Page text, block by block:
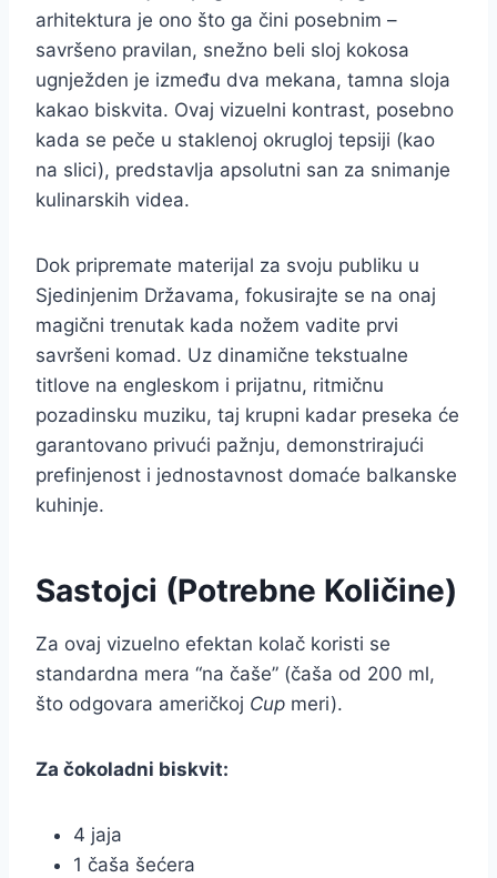
arhitektura je ono što ga čini posebnim –
savršeno pravilan, snežno beli sloj kokosa
ugnježden je između dva mekana, tamna sloja
kakao biskvita. Ovaj vizuelni kontrast, posebno
kada se peče u staklenoj okrugloj tepsiji (kao
na slici), predstavlja apsolutni san za snimanje
kulinarskih videa.
Dok pripremate materijal za svoju publiku u
Sjedinjenim Državama, fokusirajte se na onaj
magični trenutak kada nožem vadite prvi
savršeni komad. Uz dinamične tekstualne
titlove na engleskom i prijatnu, ritmičnu
pozadinsku muziku, taj krupni kadar preseka će
garantovano privući pažnju, demonstrirajući
prefinjenost i jednostavnost domaće balkanske
kuhinje.
Sastojci (Potrebne Količine)
Za ovaj vizuelno efektan kolač koristi se
standardna mera “na čaše” (čaša od 200 ml,
što odgovara američkoj Cup meri).
Za čokoladni biskvit:
4 jaja
1 čaša šećera